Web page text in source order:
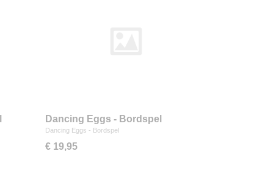
Dancing Eggs - Bordspel
Dancing Eggs - Bordspel
€ 19,95